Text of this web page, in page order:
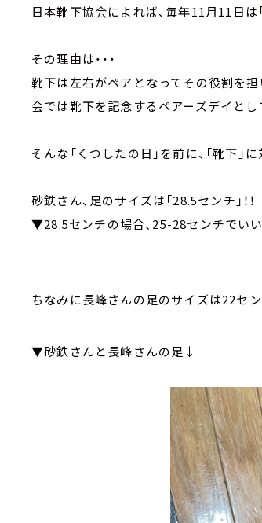
日本靴下協会によれば、毎年11月11日は
その理由は・・・
靴下は左右がペアとなってその役割を
会では靴下を記念するペアーズデイとし
そんな「くつしたの日」を前に、「靴下」
砂鉄さん、足のサイズは「28.5センチ」！！
▼28.5センチの場合、25-28センチでいい
ちなみに長峰さんの足のサイズは22セン
▼砂鉄さんと長峰さんの足↓